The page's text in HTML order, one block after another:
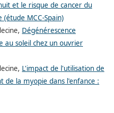
et le risque de cancer du
MCC-Spain)
Dégénérescence
au soleil chez un ouvrier
L'impact de l'utilisation de
de la myopie dans l'enfance :